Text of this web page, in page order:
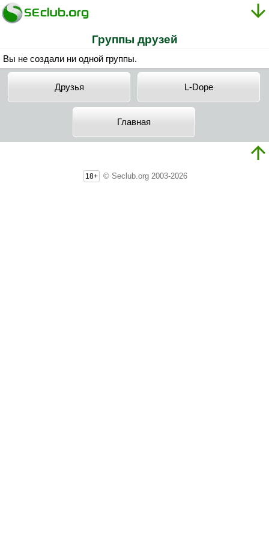
Группы друзей
Вы не создали ни одной группы.
Друзья L-Dope
Главная
18+ © Seclub.org 2003-2026